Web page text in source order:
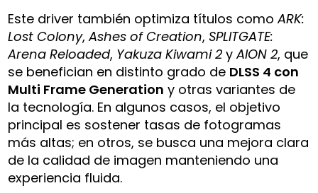
Este driver también optimiza títulos comoARK:
Lost Colony,Ashes of Creation, SPLITGATE:
Arena Reloaded, Yakuza Kiwami 2 yAION 2, que
se benefician en distinto grado de DLSS 4 con
Multi Frame Generation y otras variantes de
la tecnología. En algunos casos, el objetivo
principal es sostener tasas de fotogramas
más altas; en otros, se busca una mejora clara
de la calidad de imagen manteniendo una
experiencia fluida.